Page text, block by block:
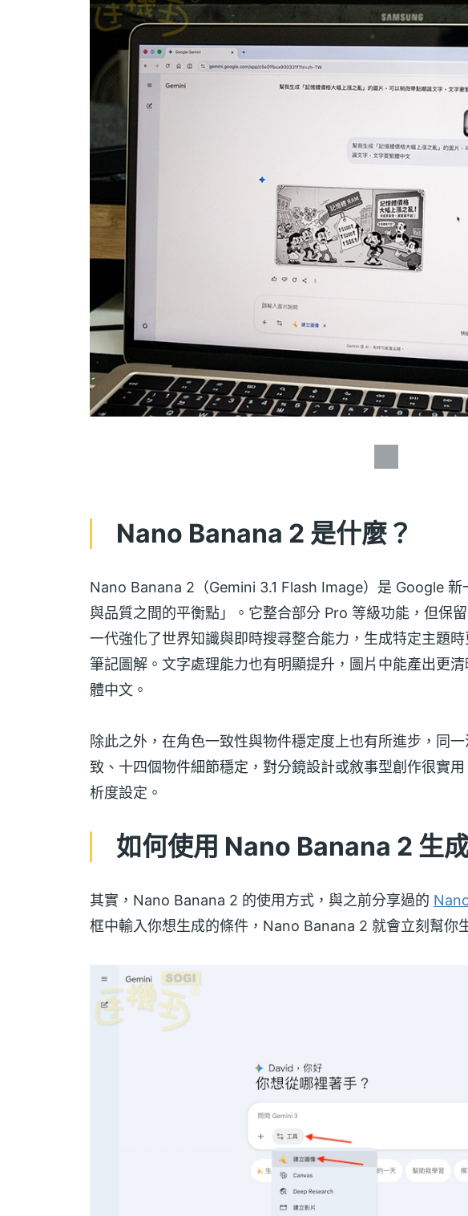
Nano Banana 2 是什麼？
Nano Banana 2（Gemini 3.1 Flash Image）是 Google 新
與品質之間的平衡點」。它整合部分 Pro 等級功能，但保
一代強化了世界知識與即時搜尋整合能力，生成特定主題
筆記圖解。文字處理能力也有明顯提升，圖片中能產出更
體中文。
除此之外，在角色一致性與物件穩定度上也有所進步，同
致、十四個物件細節穩定，對分鏡設計或敘事型創作很實
析度設定。
如何使用 Nano Banana 2 生
其實，Nano Banana 2 的使用方式，與之前分享過的
框中輸入你想生成的條件，Nano Banana 2 就會立刻幫你